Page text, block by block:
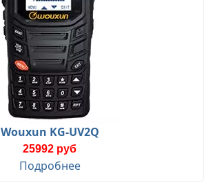
Wouxun KG-UV2Q
25992 руб
Подробнее